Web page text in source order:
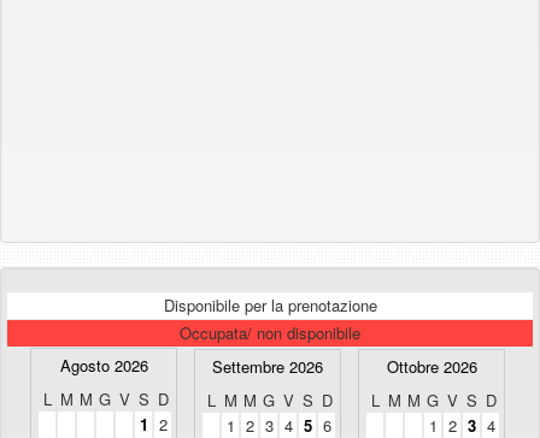
Disponibile per la prenotazione
Occupata/ non disponibile
Agosto 2026
L M M G V S D
1 2
Settembre 2026
L M M G V S D
1 2 3 4 5 6
Ottobre 2026
L M M G V S D
1 2 3 4